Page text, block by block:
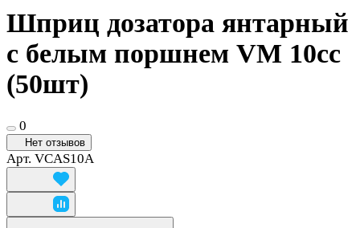
Шприц дозатора янтарный
с белым поршнем VM 10cc
(50шт)
0
Нет отзывов
Арт. VCAS10A